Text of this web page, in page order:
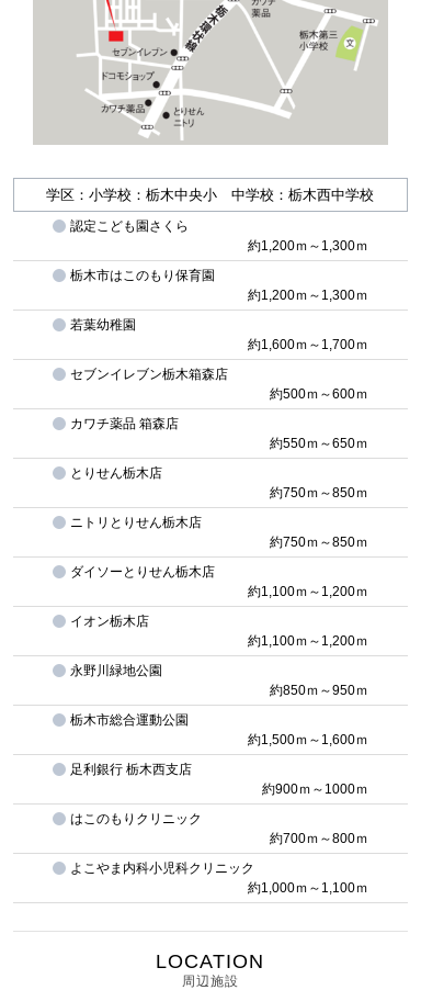
学区：小学校：栃木中央小 中学校：栃木西中学校
認定こども園さくら
約1,200ｍ～1,300ｍ
栃木市はこのもり保育園
約1,200ｍ～1,300ｍ
若葉幼稚園
約1,600ｍ～1,700ｍ
セブンイレブン栃木箱森店
約500ｍ～600ｍ
カワチ薬品 箱森店
約550ｍ～650ｍ
とりせん栃木店
約750ｍ～850ｍ
ニトリとりせん栃木店
約750ｍ～850ｍ
ダイソーとりせん栃木店
約1,100ｍ～1,200ｍ
イオン栃木店
約1,100ｍ～1,200ｍ
永野川緑地公園
約850ｍ～950ｍ
栃木市総合運動公園
約1,500ｍ～1,600ｍ
足利銀行 栃木西支店
約900ｍ～1000ｍ
はこのもりクリニック
約700ｍ～800ｍ
よこやま内科小児科クリニック
約1,000ｍ～1,100ｍ
LOCATION
周辺施設